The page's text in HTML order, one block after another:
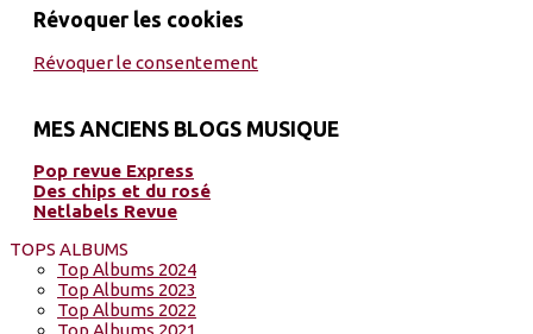
Révoquer les cookies
Révoquer le consentement
MES ANCIENS BLOGS MUSIQUE
Pop revue Express
Des chips et du rosé
Netlabels Revue
TOPS ALBUMS
Top Albums 2024
Top Albums 2023
Top Albums 2022